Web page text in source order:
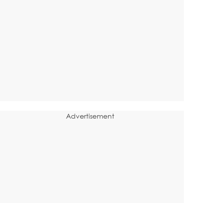
Advertisement